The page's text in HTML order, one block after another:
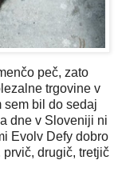
peč, zato
trgovine v
sem bil do sedaj
dne v Sloveniji ni
Evolv Defy dobro
drugič, tretjič